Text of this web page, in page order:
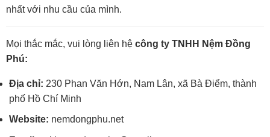
nhất với nhu cầu của mình.
Mọi thắc mắc, vui lòng liên hệ công ty TNHH Nệm Đồng
Phú:
Địa chỉ: 230 Phan Văn Hớn, Nam Lân, xã Bà Điểm, thành
phố Hồ Chí Minh
Website: nemdongphu.net